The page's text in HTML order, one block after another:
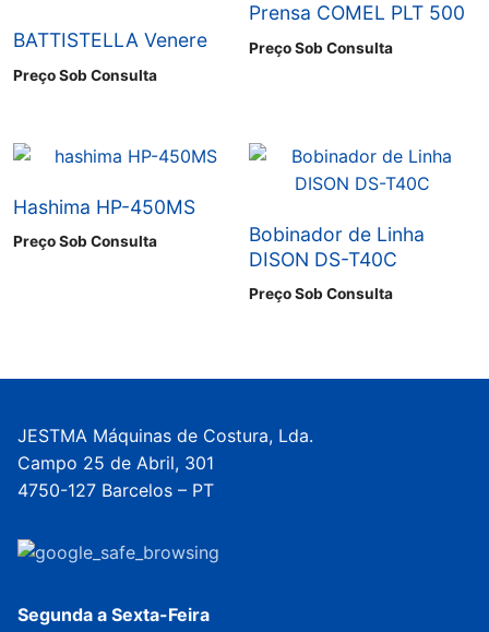
BATTISTELLA Venere
Preço Sob Consulta
Prensa COMEL PLT 500
Preço Sob Consulta
Hashima HP-450MS
Preço Sob Consulta
Bobinador de Linha
DISON DS-T40C
Preço Sob Consulta
JESTMA Máquinas de Costura, Lda.
Campo 25 de Abril, 301
4750-127 Barcelos – PT
Segunda a Sexta-Feira